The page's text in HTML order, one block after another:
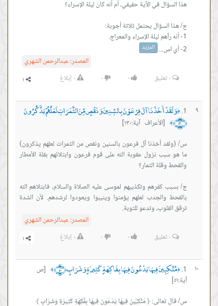
2- أي اس...
المزيد
المصدر:عبدالرحمن الشهري
٠تعليق ٠ ٠ ٠ إبلاغ
٩ ﴿وَلَقَدْ أَخَذْنَا آلَ فِرْعَوْنَ بِالسِّنِينَ وَنَقْصٍ مِّنَ الثَّمَرَاتِ لَعَلَّهُمْ يَذَّكَّرُونَ
﴿١٣٠﴾ ﴾
[الأعراف آية:١٣٠]
س/ (ولقد أخذنا آل فرعون بالسنين ونقص من الثمرات لعلهم يذكرون)
ما هو سبب نزول عقوبة الله على قوم فرعون وابتلائهم بقلة الأمطار
ج/ بسبب كفرهم وتكذيبهم لموسى عليه الصلاة والسلام، فابتلاهم الله
بالقحط والجدب لعلهم يؤمنوا وينيبوا ويعودوا لرشدهم. لأن الشدة
ترقق القلوب، وتدعو للتوبة.
المصدر:عبدالرحمن الشهري
٠تعليق ٠ ٠ ٠ إبلاغ
١٠ ﴿مُتَّكِئِينَ فِيهَا يَدْعُونَ فِيهَا بِفَاكِهَةٍ كَثِيرَةٍ وَشَرَابٍ ﴿٥١﴾ ﴾
[ص
آية:٥١]